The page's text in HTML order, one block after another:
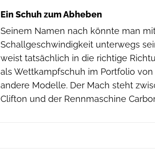
Ein Schuh zum Abheben
Seinem Namen nach könnte man
Schallgeschwindigkeit unterwegs
weist tatsächlich in die richtige
als Wettkampfschuh im Portfolio
andere Modelle. Der Mach steht
Clifton und der Rennmaschine